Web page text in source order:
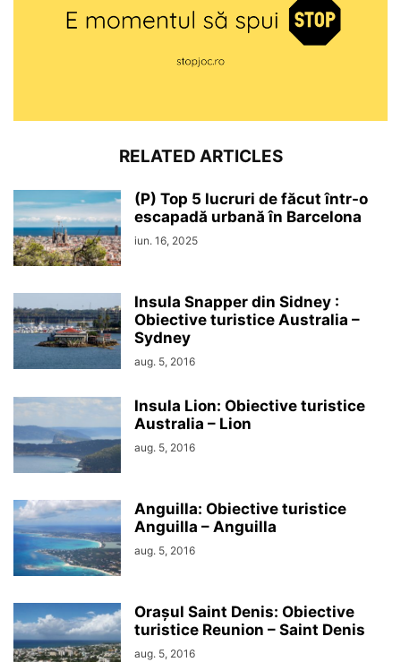
RELATED ARTICLES
(P) Top 5 lucruri de făcut într-o
escapadă urbană în Barcelona
iun. 16, 2025
Insula Snapper din Sidney :
Obiective turistice Australia –
Sydney
aug. 5, 2016
Insula Lion: Obiective turistice
Australia – Lion
aug. 5, 2016
Anguilla: Obiective turistice
Anguilla – Anguilla
aug. 5, 2016
Orașul Saint Denis: Obiective
turistice Reunion – Saint Denis
aug. 5, 2016